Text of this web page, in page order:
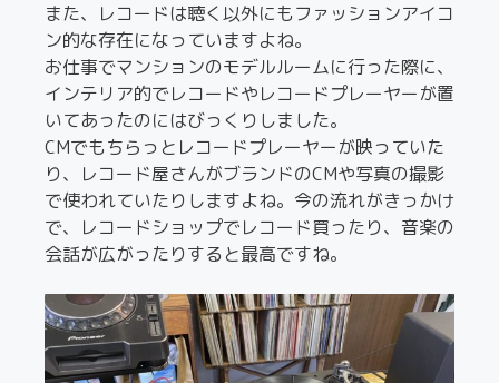
また、レコードは聴く以外にもファッションアイコ
ン的な存在になっていますよね。
お仕事でマンションのモデルルームに行った際に、
インテリア的でレコードやレコードプレーヤーが置
いてあったのにはびっくりしました。
CMでもちらっとレコードプレーヤーが映っていた
り、レコード屋さんがブランドのCMや写真の撮影
で使われていたりしますよね。今の流れがきっかけ
で、レコードショップでレコード買ったり、音楽の
会話が広がったりすると最高ですね。